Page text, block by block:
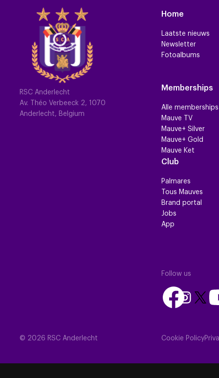
RSC Anderlecht
Av. Théo Verbeeck 2, 1070
Anderlecht, Belgium
© 2026 RSC Anderlecht
Home
Laatste nieuws
Newsletter
Fotoalbums
Memberships
Alle memberships
Mauve TV
Mauve+ Silver
Mauve+ Gold
Mauve Ket
Club
Palmares
Tous Mauves
Brand portal
Jobs
App
Follow us
Follow
us
Follow
us
Follow
(Twitter)
us
Cookie Policy